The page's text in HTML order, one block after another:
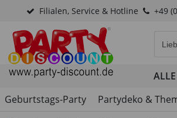
Filialen, Service & Hotline +49
Geburtstags-Party
Partydeko &